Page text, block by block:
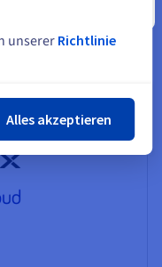
unserer Richtlinie
Alles akzeptieren